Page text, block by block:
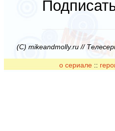
(C) mikeandmolly.ru //
о сериале ::